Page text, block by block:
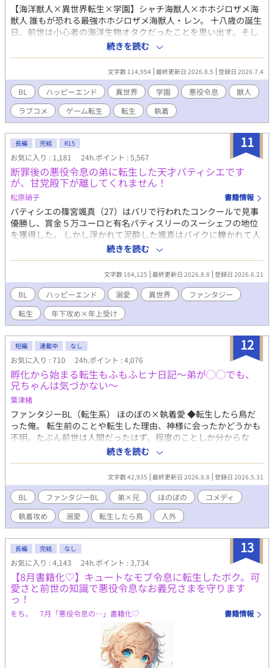
【海洋獣人×異世界転生×学園】シャチ海獣人×ホホジロザメ海
獣人 誰もが恐れる最強ホホジロザメ海獣人・レン。 十八歳の誕生
日、前世は小心者の海洋生物オタクだったことを思い出す。そし
て、この世界がBLゲームで、自分が断罪エンドを迎える悪役令息
だと知ってしまう。 処刑を回避する方法はただ一つ。 主人公を攻
略し、自分のルートへ引き込むこと。 ……のはずだった。 なぜか
ゲームには存在しないはずのシャチの海獣人が現れ、主人公との
攻略ルートをことごとく邪魔してくる。 しかも、その執着の矛先
は――なぜか俺!? バトルあり、笑いあり、キュンあり！ 最強なの
に小心者なホホジロザメが、推しのシャチに振り回される学園ラ
ブコメBL！ 🚫無断転載・AI学習禁止 終盤に性的描写が入る予定で
すので、R18としています。 ※がつく話には性描写があります。
本作はfujossy小説大賞にエントリー中です。少しでも面白いと思
っていただけましたら、投票して応援してくだされば幸いです。
続きを読む
文字数 114,954 最終更新日 2026.8.5 登録日 2026.7.4
BL ハッピーエンド 異世界 学園 悪役令息
獣人
ラブコメ
ゲーム転生 転生 執着
11
長編 完結 R15
お気に入り : 1,181 24h.ポイント : 5,567
断罪後の悪役令息の弟に転生した天才パティシエです
が、甘党殿下が離してくれません！
松原硝子 書籍情報
パティシエの篠宮颯真（27）はパリで行われたコンクールで見事
優勝し、賞金５万ユーロと有名パティスリーのスーシェフの地位
を獲得した。 しかし浮かれて泥酔した颯真はバイクに轢かれて人
生を終える。 目覚めた颯真は友人が激推ししていたBLゲームの世
界に転生していた！ だが悪役令息の弟――エリオット・ペンブル
ックに転生してしまったうえに、前世の記憶を取りもどしたのは
兄・ヴィクターが断罪され、伯爵家がボロボロになった直後。 兄
は幽閉、一家も財産や領地の没収され、さらに王侯貴族の証とも
いえる魔力も失ってしまう。 残されたのは名ばかりの家名と王都
の屋敷だけ。 前世の記憶が戻ったエリオットは、家族を支えるた
めに身分を隠して王都のティーハウスでパティシエとして働き始
めた。 ある日、エリオットは店の前で倒れそうになっていたルー
クという少年を助ける。 11年後。エリオットはティーハウスのオ
ーナーに、王都で開催されるコンクールへの出場を勧められる。
優勝賞金は10万ベル。これだけあればしばらくは家族に楽をさせ
ることができると考えたエリオットは、賞金欲しさに出場を決意
する。 結果は見事優勝。 しかし翌日、王宮より使者がやってく
る。 呼び出し主は会ったこともないはずの第三王子で…！？ 最強
だけど執着溺愛が止まらない年下大型犬王子×恋愛に疎い天才パ
ティシエの王宮を舞台にしたサスペンス要素ありのラブコメで
す。
続きを読む
文字数 164,125 最終更新日 2026.8.8 登録日 2026.6.21
BL ハッピーエンド 溺愛 異世界
ファンタジー
転生
年下攻め×年上受け
12
短編 連載中 なし
お気に入り : 710 24h.ポイント : 4,076
孵化から始まる転生もふもふヒナ日記〜弟が◯◯でも、
兄ちゃんは気づかない〜
葉津緒
ファンタジーBL（転生系） ほのぼの×執着愛 ◆転生したら鳥だ
った俺。 転生前のことや転生した理由、神様に会ったかどうかも
不明。たぶん前世は人間だったはず、程度のことしか分からな
い。ここが地球なのか異世界なのかも分からない。でもまあ難し
いことは考えず、今は鳥として頑張ろうかな。 能天気なポンコツ
転生雛鳥（兄）と、無口で目つきの悪い末っ子雛鳥（弟）によ
る、もふもふな日々……だけじゃない……？ ◆元人間のもふもふ
雛鳥（受）×正体を隠す重めな執着弟（攻）。一見かわいい二羽
のもふもふ兄弟たちの、すれ違いコメディ＆時々シリアス物語🐣
※本編は全年齢向けBLになります。 完結後に番外編にて少しだけ
いちゃいちゃな場面（R15程度）を書く予定です。
続きを読む
文字数 42,935 最終更新日 2026.8.8 登録日 2026.5.31
BL ファンタジーBL 弟×兄 ほのぼの
コメディ
執着攻め
溺愛 転生したら鳥 人外
13
長編 完結 なし
お気に入り : 4,143 24h.ポイント : 3,734
【8月書籍化♡】キュートなモブ令息に転生したボク。可
愛さと前世の知識で悪役令息なお義兄さまを守ります
っ！
をち。 7月「悪役令息の…」書籍化♡ 書籍情報